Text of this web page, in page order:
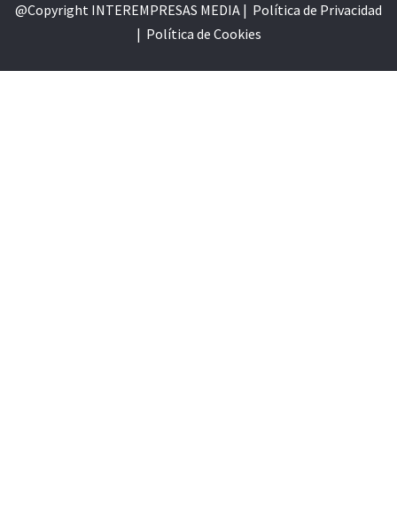
@Copyright INTEREMPRESAS MEDIA | Política de Privacidad
| Política de Cookies